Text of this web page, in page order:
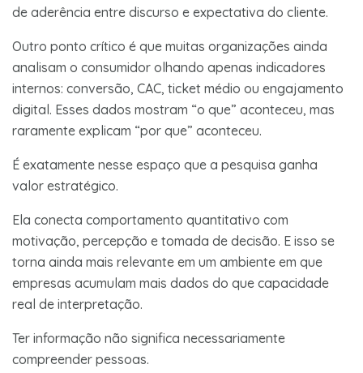
de aderência entre discurso e expectativa do cliente.
Outro ponto crítico é que muitas organizações ainda
analisam o consumidor olhando apenas indicadores
internos: conversão, CAC, ticket médio ou engajamento
digital. Esses dados mostram “o que” aconteceu, mas
raramente explicam “por que” aconteceu.
É exatamente nesse espaço que a pesquisa ganha
valor estratégico.
Ela conecta comportamento quantitativo com
motivação, percepção e tomada de decisão. E isso se
torna ainda mais relevante em um ambiente em que
empresas acumulam mais dados do que capacidade
real de interpretação.
Ter informação não significa necessariamente
compreender pessoas.